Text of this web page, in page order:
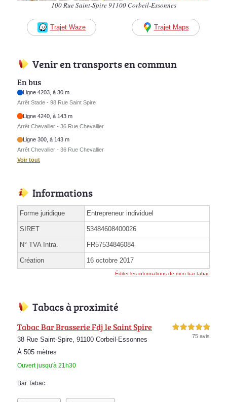
100 Rue Saint-Spire 91100 Corbeil-Essonnes
Trajet Waze Trajet Maps
Venir en transports en commun
En bus
Ligne 4203, à 30 m
Arrêt Stade - 98 Rue Saint Spire
Ligne 4240, à 143 m
Arrêt Chevallier - 36 Rue Chevallier
Ligne 300, à 143 m
Arrêt Chevallier - 36 Rue Chevallier
Voir tout
Informations
Forme juridique Entrepreneur individuel
SIRET 53484608400026
N° TVA Intra. FR57534846084
Création 16 octobre 2017
Éditer les informations de mon bar tabac
Tabacs à proximité
Tabac Bar Brasserie Fdj le Saint Spire
38 Rue Saint-Spire, 91100 Corbeil-Essonnes
À 505 mètres
Ouvert jusqu'à 21h30
5,0 étoiles sur 5
75 avis
Bar Tabac